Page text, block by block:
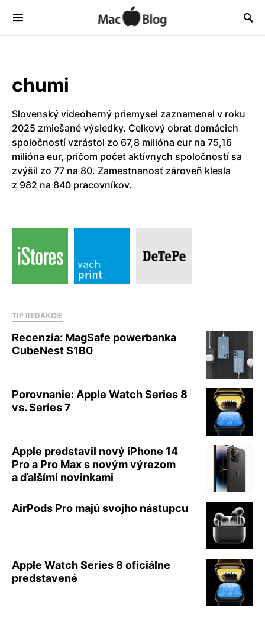
chumi
Slovenský videoherný priemysel zaznamenal v roku
2025 zmiešané výsledky. Celkový obrat domácich
spoločností vzrástol zo 67,8 milióna eur na 75,16
milióna eur, pričom počet aktívnych spoločností sa
zvýšil zo 77 na 80. Zamestnanosť zároveň klesla
z 982 na 840 pracovníkov.
TIP REDAKCIE
Recenzia: MagSafe powerbanka
CubeNest S1B0
Porovnanie: Apple Watch Series 8
vs. Series 7
Apple predstavil nový iPhone 14
Pro a Pro Max s novým výrezom
a ďalšími novinkami
AirPods Pro majú svojho nástupcu
Apple Watch Series 8 oficiálne
predstavené